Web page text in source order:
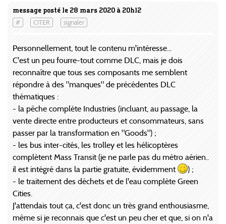
message posté le 28 mars 2020 à 20h12
# CITER signaler
Personnellement, tout le contenu m'intéresse...
C'est un peu fourre-tout comme DLC, mais je dois
reconnaître que tous ses composants me semblent
répondre à des "manques" de précédentes DLC
thématiques :
- la pêche complète Industries (incluant, au passage, la
vente directe entre producteurs et consommateurs, sans
passer par la transformation en "Goods") ;
- les bus inter-cités, les trolley et les hélicoptères
complètent Mass Transit (je ne parle pas du métro aérien..
il est intégré dans la partie gratuite, évidemment
) ;
- le traitement des déchets et de l'eau complète Green
Cities.
J'attendais tout ça, c'est donc un très grand enthousiasme,
même si je reconnais que c'est un peu cher et que, si on n'a